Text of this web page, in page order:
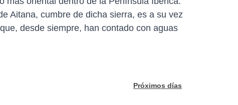
Aitana, cumbre de dicha sierra, es a su vez
desde siempre, han contado con aguas
Próximos días